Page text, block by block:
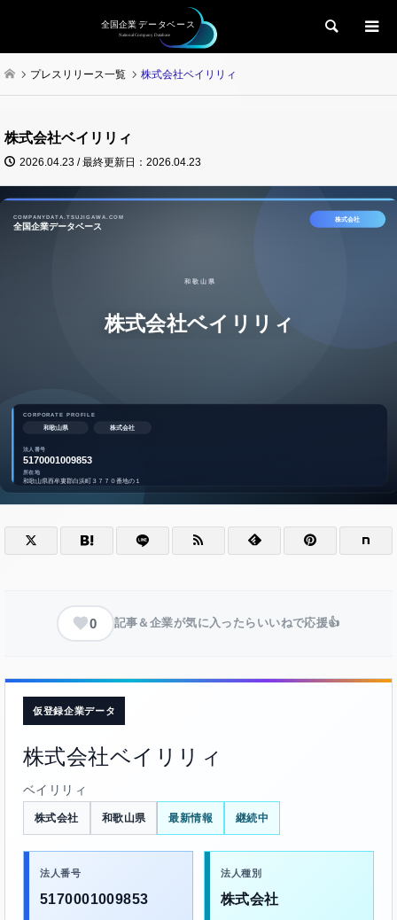
検索
プレスリリース一覧 株式会社ベイリリィ
株式会社ベイリリィ
2026.04.23 / 最終更新日：2026.04.23
0 記事＆企業が気に入ったらいいねで応援👍
仮登録企業データ
株式会社ベイリリィ
ベイリリィ
株式会社 和歌山県 最新情報 継続中
法人番号
5170001009853
法人種別
株式会社